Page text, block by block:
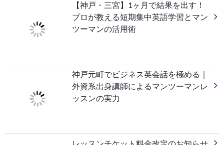
【神戸・三宮】1ヶ月で結果を出す！
プロが教える短期集中英語学習とマン
ツーマンの活用術
神戸元町でビジネス英会話を極める｜
外資系出身講師によるマンツーマンレ
ッスンの実力
レッスンチケット料金改定のお知らせ